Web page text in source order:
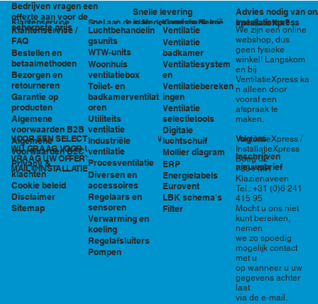
Klantenservice
Klantenservice /
FAQ
Bestellen en
betaalmethoden
Bezorgen en
retourneren
Garantie op
producten
Algemene
voorwaarden B2B
Algemene
voorwaarden B2C
Privacy &
klachten
Cookie beleid
Disclaimer
Sitemap
VOOR EEN SELECTIE EN PRIJSOPGAVE STAAN
WIJ GRAAG VOOR U KLAAR!
VRAAG UW OFFERTE AAN VIA
MAIL@INSTALLATIEXPRESS.NL
Bedrijven vragen een
offerte aan voor de
scherpste prijs
Snelle levering
in Nederland en België
Advies nodig van
specialisten?
Snel aan de slag
Luchtbehandelin
gsunits
WTW-units
Woonhuis
ventilatiebox
Toilet- en
badkamerventilat
oren
Utiliteits
ventilatie
Industriële
ventilatie
Procesventilatie
Diversen en
accessoires
Regelaars en
sensoren
Verwarming en
koeling
Regelafsluiters
Pompen
Kennisbank en
tools
Ventilatie
Ventilatie
badkamer
Ventilatiesystem
en
Ventilatiebereken
ingen
Ventilatie
selectietools
Digitale
luchtschuif
Mollier diagram
ERP
Energielabels
Eurovent
LBK schema's
Filter
We zijn een online
webshop, dus
geen fysieke
winkel! Langskom
en bij
VentilatieXpress ka
n alleen door
vooraf een
afspraak te
maken.
VentilatieXpress /
InstallatieXpress
Boeg 32
7891 MR
Klazienaveen
Tel.: +31 (0)6 241
415 95
Mocht u ons niet
kunt bereiken,
nemen
we zo spoedig
mogelijk contact
met u
op wanneer u uw
gegevens achter
laat
via de e-mail.
InstallatieXpress
Volg ons
Inschrijven
nieuwsbrief